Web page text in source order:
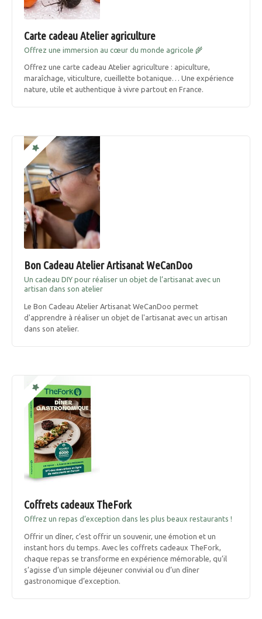
Carte cadeau Atelier agriculture
Offrez une immersion au cœur du monde agricole 🌾
Offrez une carte cadeau Atelier agriculture : apiculture,
maraîchage, viticulture, cueillette botanique… Une expérience
nature, utile et authentique à vivre partout en France.
Bon Cadeau Atelier Artisanat WeCanDoo
Un cadeau DIY pour réaliser un objet de l’artisanat avec un
artisan dans son atelier
Le Bon Cadeau Atelier Artisanat WeCanDoo permet
d'apprendre à réaliser un objet de l'artisanat avec un artisan
dans son atelier.
Coffrets cadeaux TheFork
Offrez un repas d’exception dans les plus beaux restaurants !
Offrir un dîner, c’est offrir un souvenir, une émotion et un
instant hors du temps. Avec les coffrets cadeaux TheFork,
chaque repas se transforme en expérience mémorable, qu’il
s’agisse d’un simple déjeuner convivial ou d’un dîner
gastronomique d’exception.